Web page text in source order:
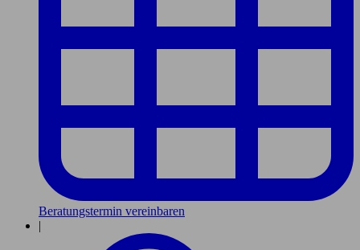
Beratungstermin vereinbaren
|